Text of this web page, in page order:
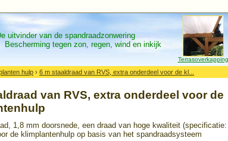
Terrasoverkapping
uitvinder van de spandraadzonwering
Bescherming tegen zon, regen, wind en inkijk
hulp › 6 m staaldraad van RVS, extra onderdeel voor de kl...
van RVS, extra onderdeel voor de
1,8 mm doorsnede, een draad van hoge kwaliteit
de klimplantenhulp op basis van het spandraadsysteem